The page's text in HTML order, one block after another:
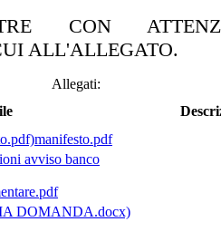
CON
ALL'ALLEGATO.
Allegati:
manifesto.pdf